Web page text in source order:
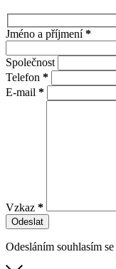
Jméno a příjmení*
Společnost
Telefon *
E-mail *
Vzkaz *
Odesláním souhlasím se